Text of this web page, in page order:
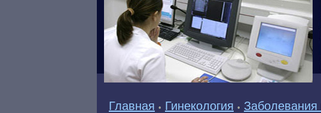
Главная • Гинекология •